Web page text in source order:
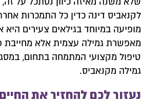
לקנאביס דינה כדין כל התמכרות
מופיעה במיוחד בגילאים צעירים היא
מאפשרת גמילה עצמית אלא מחייבת
טיפול מקצועי המתמחה בתחום,
גמילה מקנאביס.
נעזור לכם להחזיר את החיים